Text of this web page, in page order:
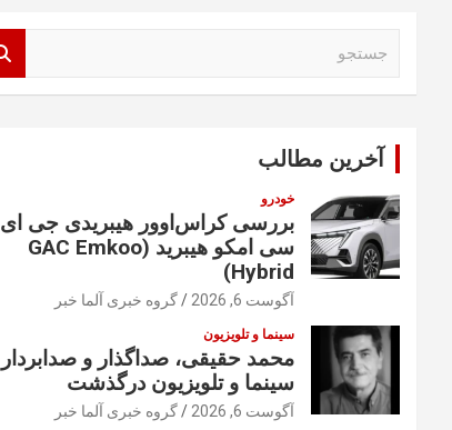
آخرین مطالب
خودرو
بررسی کراس‌اوور هیبریدی جی ای
سی امکو هیبرید (GAC Emkoo
Hybrid)
آگوست 6, 2026 گروه خبری آلما خبر
سینما و تلویزیون
محمد حقیقی، صداگذار و صدابردار
سینما و تلویزیون درگذشت
آگوست 6, 2026 گروه خبری آلما خبر